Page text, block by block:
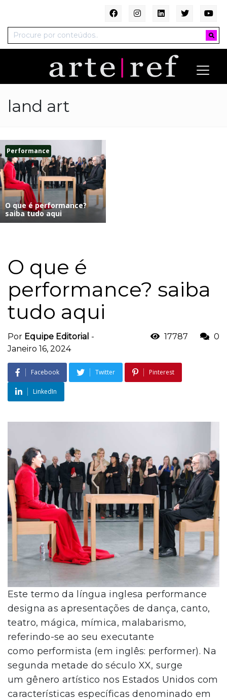
land art
Performance
O que é performance?
saiba tudo aqui
O que é
performance? saiba
tudo aqui
Por Equipe Editorial -
Janeiro 16, 2024
17787 0
Facebook Twitter Pinterest
LinkedIn
Este termo da língua inglesa performance
designa as apresentações de dança, canto,
teatro, mágica, mímica, malabarismo,
referindo-se ao seu executante
como performista (em inglês: performer). Na
segunda metade do século XX, surge
um gênero artístico nos Estados Unidos com
características específicas denominado em